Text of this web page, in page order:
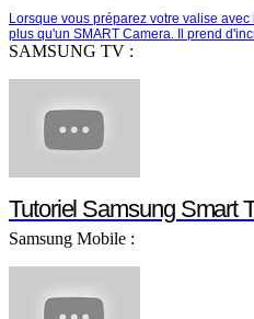
Lorsque vous préparez votre valise
plus qu'un SMART Camera. Il prend
partager instantanément e…
SAMSUNG TV :
Tutoriel Samsung Smart TV -
Samsung Mobile :